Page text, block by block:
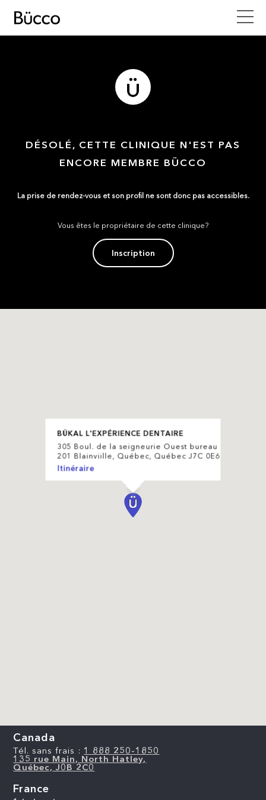
DÉSOLÉ, CETTE CLINIQUE N'EST PAS
ENCORE MEMBRE BÜCCO
La prise de rendez-vous et son profil ne sont donc pas accessibles.
Vous êtes le propriétaire de cette clinique?
Inscription
BÜKAL L'EXPÉRIENCE DENTAIRE
305 Boul. de la seigneurie Ouest bureau
201 Blainviille, Québec, Québec J7C 0E6
Itinéraire
Canada
Tél. sans frais : 1 888 250-1850
135 rue Main, North Hatley,
Québec, J0B 2C0
France